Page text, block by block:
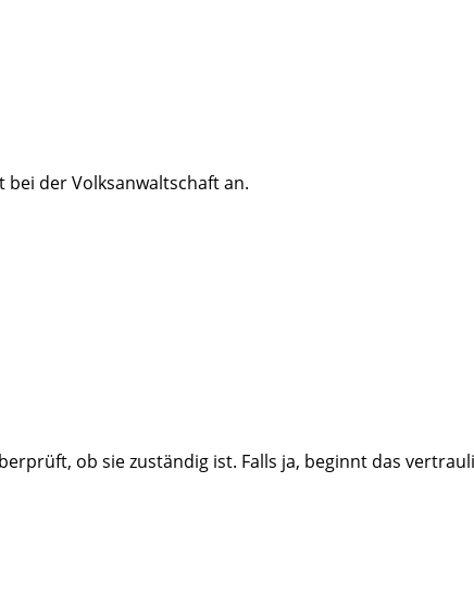
bei der Volksanwaltschaft an.
ob sie zuständig ist. Falls ja, beginnt das